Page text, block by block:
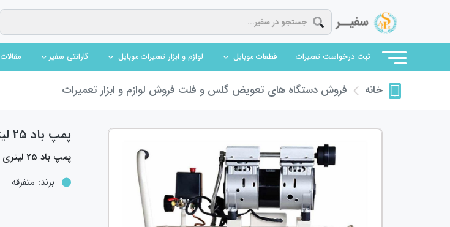
ثبت درخواست تعمیرات قطعات موبایل (current) لوازم و ابزار تعمیرات موبایل (current) گارانتی سفیر(current) مقالات
خانه فروش دستگاه های تعویض گلس و فلت فروش لوازم و ابزار تعمیرات
پمپ باد 25 لیتری
پمپ باد 25 لیتری
برند: متفرقه